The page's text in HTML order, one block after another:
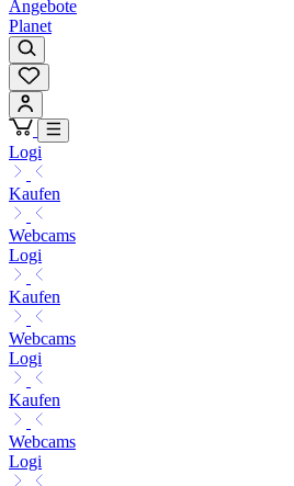
Angebote
Planet
Logi
Kaufen
Webcams
Logi
Kaufen
Webcams
Logi
Kaufen
Webcams
Logi